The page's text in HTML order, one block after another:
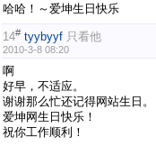
哈哈！～爱坤生日快乐
14# tyybyyf 只看他
2010-3-8 08:20
啊
好早，不适应。
谢谢那么忙还记得网站生日。
爱坤网生日快乐！
祝你工作顺利！